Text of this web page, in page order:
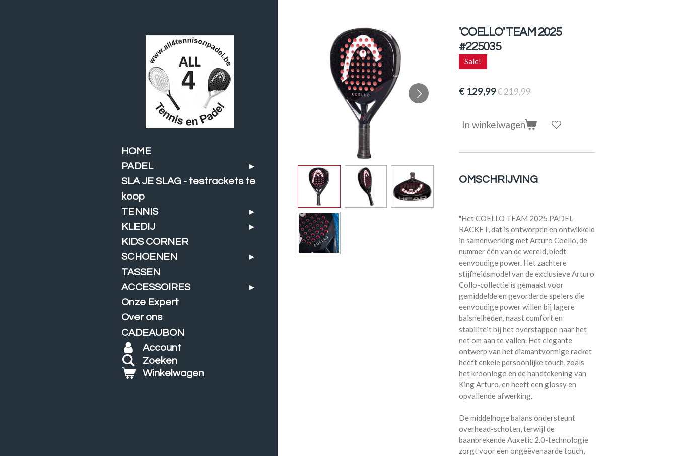
'COELLO' TEAM 2025
#225035
Sale!
€ 129,99€ 219,99
In winkelwagen
OMSCHRIJVING
"Het COELLO TEAM 2025 PADEL
RACKET, dat is ontworpen en ontwikkeld
in samenwerking met Arturo Coello, de
nummer één van de wereld, biedt
eenvoudige power. Het zachtere
stijfheidsmodel van de exclusieve Arturo
Collo-collectie is gemaakt voor
gemiddelde en gevorderde spelers die
eenvoudige power willen bij lagere
balsnelheden, naast comfort en
stabiliteit bij het overstappen naar het
net om aan te vallen. Het elegante
ontwerp van het diamantvormige racket
heeft enkele persoonlijke touch, zoals
het kroonlogo en de handtekening van
King Arturo, en heeft een glossy en
opvallende afwerking.
De middelhoge balans ondersteunt
overhead-schoten, terwijl de
baanbrekende Auxetic 2.0-technologie
zorgt voor een ongeëvenaarde touch,
HOME
PADEL
SLA JE SLAG - testrackets te
koop
TENNIS
KLEDIJ
KIDS CORNER
SCHOENEN
TASSEN
ACCESSOIRES
Onze Expert
Over ons
CADEAUBON
Account
Zoeken
Winkelwagen